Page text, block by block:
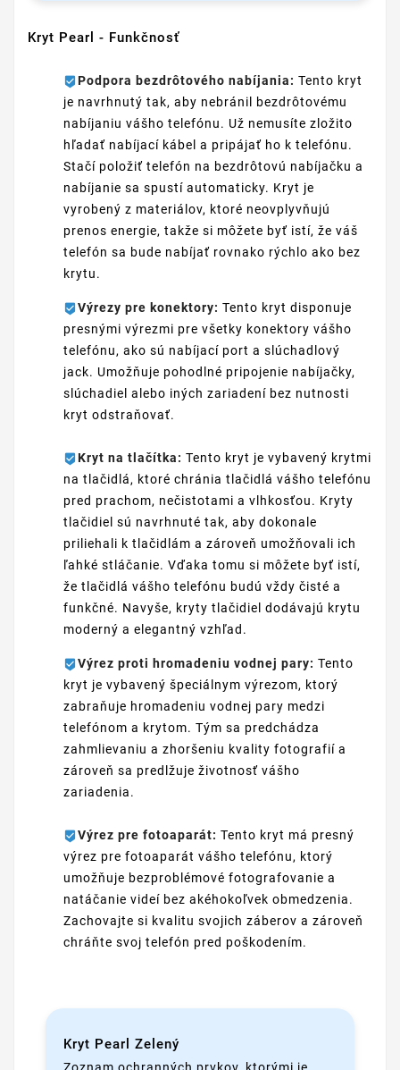
Kryt Pearl - Funkčnosť
Podpora bezdrôtového nabíjania: Tento kryt
je navrhnutý tak, aby nebránil bezdrôtovému
nabíjaniu vášho telefónu. Už nemusíte zložito
hľadať nabíjací kábel a pripájať ho k telefónu.
Stačí položiť telefón na bezdrôtovú nabíjačku a
nabíjanie sa spustí automaticky. Kryt je
vyrobený z materiálov, ktoré neovplyvňujú
prenos energie, takže si môžete byť istí, že váš
telefón sa bude nabíjať rovnako rýchlo ako bez
krytu.
Výrezy pre konektory: Tento kryt disponuje
presnými výrezmi pre všetky konektory vášho
telefónu, ako sú nabíjací port a slúchadlový
jack. Umožňuje pohodlné pripojenie nabíjačky,
slúchadiel alebo iných zariadení bez nutnosti
kryt odstraňovať.
Kryt na tlačítka: Tento kryt je vybavený krytmi
na tlačidlá, ktoré chránia tlačidlá vášho telefónu
pred prachom, nečistotami a vlhkosťou. Kryty
tlačidiel sú navrhnuté tak, aby dokonale
priliehali k tlačidlám a zároveň umožňovali ich
ľahké stláčanie. Vďaka tomu si môžete byť istí,
že tlačidlá vášho telefónu budú vždy čisté a
funkčné. Navyše, kryty tlačidiel dodávajú krytu
moderný a elegantný vzhľad.
Výrez proti hromadeniu vodnej pary: Tento
kryt je vybavený špeciálnym výrezom, ktorý
zabraňuje hromadeniu vodnej pary medzi
telefónom a krytom. Tým sa predchádza
zahmlievaniu a zhoršeniu kvality fotografií a
zároveň sa predlžuje životnosť vášho
zariadenia.
Výrez pre fotoaparát: Tento kryt má presný
výrez pre fotoaparát vášho telefónu, ktorý
umožňuje bezproblémové fotografovanie a
natáčanie videí bez akéhokoľvek obmedzenia.
Zachovajte si kvalitu svojich záberov a zároveň
chráňte svoj telefón pred poškodením.
Kryt Pearl Zelený